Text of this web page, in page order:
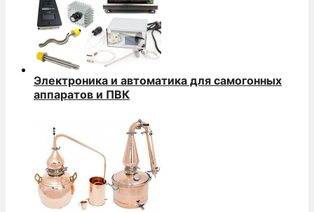
Электроника и автоматика для самогонных
аппаратов и ПВК